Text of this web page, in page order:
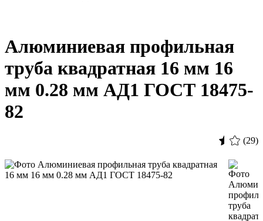
Алюминиевая профильная
труба квадратная 16 мм 16
мм 0.28 мм АД1 ГОСТ 18475-
82
(29)